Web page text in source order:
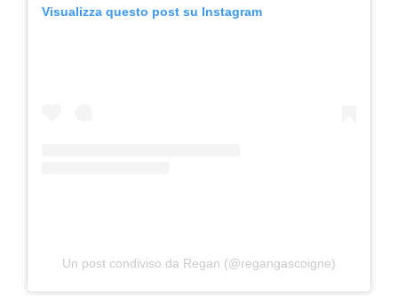
Visualizza questo post su Instagram
Un post condiviso da Regan (@regangascoigne)